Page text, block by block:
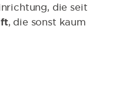
die seit
, die sonst kaum